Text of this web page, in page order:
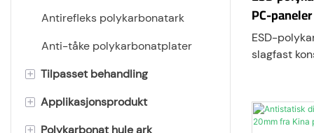
Prisme polykarbonatark
Bølget polykarbonatplate
Antirefleks polykarbonatark
Anti-tåke polykarbonatplater
+ Tilpasset behandling
Gravering og boring
Bøying
+ Applikasjonsprodukt
PC markise & baldakin
+ Polykarbonat hule ark
PC-
ESD-
slagfast
industrielle